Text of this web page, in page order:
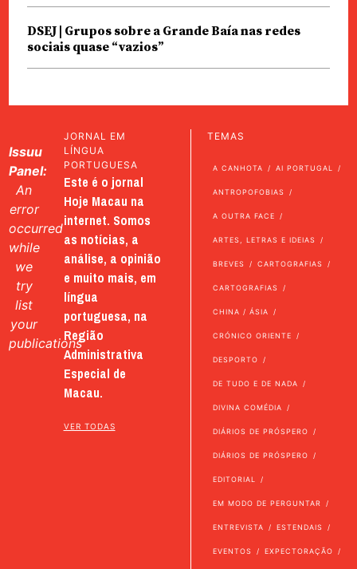
DSEJ | Grupos sobre a Grande Baía nas redes
sociais quase “vazios”
Issuu
Panel:
An
error
occurred
while
we
try
list
your
publications
JORNAL EM
LÍNGUA
PORTUGUESA
Este é o jornal
Hoje Macau na
internet. Somos
as notícias, a
análise, a opinião
e muito mais, em
língua
portuguesa, na
Região
Administrativa
Especial de
Macau.
VER TODAS
TEMAS
A CANHOTA AI PORTUGAL
ANTROPOFOBIAS
A OUTRA FACE
ARTES, LETRAS E IDEIAS
BREVES CARTOGRAFIAS
CARTOGRAFIAS
CHINA / ÁSIA
CRÓNICO ORIENTE
DESPORTO
DE TUDO E DE NADA
DIVINA COMÉDIA
DIÁRIOS DE PRÓSPERO
DIÁRIOS DE PRÓSPERO
EDITORIAL
EM MODO DE PERGUNTAR
ENTREVISTA ESTENDAIS
EVENTOS EXPECTORAÇÃO